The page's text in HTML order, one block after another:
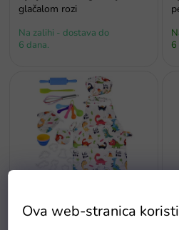
Ova web-stranica
glačalom rozi
Na zalihi - dostava do
6 dana.
6
opremom dino